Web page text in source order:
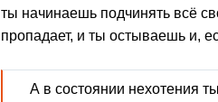
ты начинаешь подчинять всё
пропадает, и ты остываешь и,
А в состоянии нехотения